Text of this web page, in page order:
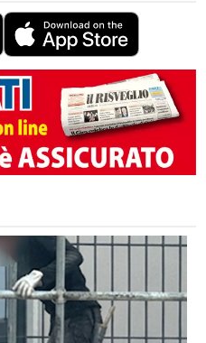
AUTORE